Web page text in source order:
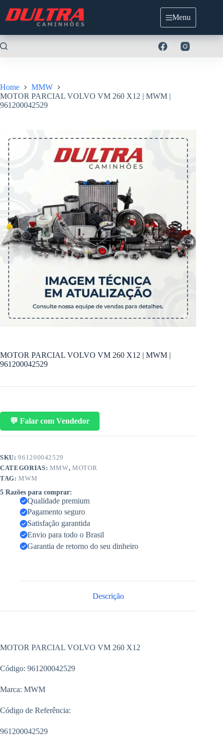
para
Menu
Home
MMW
MOTOR PARCIAL VOLVO VM 260 X12 | MWM |
961200042529
MOTOR PARCIAL VOLVO VM 260 X12 | MWM |
961200042529
💬 Falar com Vendedor
SKU:961200042529
CATEGORIAS: MMW,MOTOR
TAG:MWM
5 Razões para comprar:
Qualidade premium
Pagamento seguro
Satisfação garantida
Envio para todo o Brasil
Garantia de retorno do seu dinheiro
Descrição
MOTOR PARCIAL VOLVO VM 260 X12
Código: 961200042529
Marca: MWM
Código de Referência:
961200042529